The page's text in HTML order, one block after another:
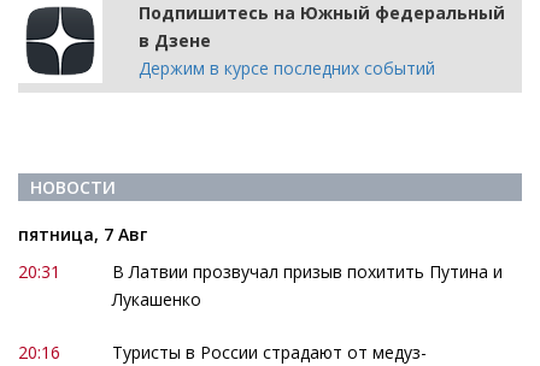
Подпишитесь на Южный федеральный
в Дзене
Держим в курсе последних событий
НОВОСТИ
пятница, 7 Авг
20:31
В Латвии прозвучал призыв похитить Путина и
Лукашенко
20:16
Туристы в России страдают от медуз-